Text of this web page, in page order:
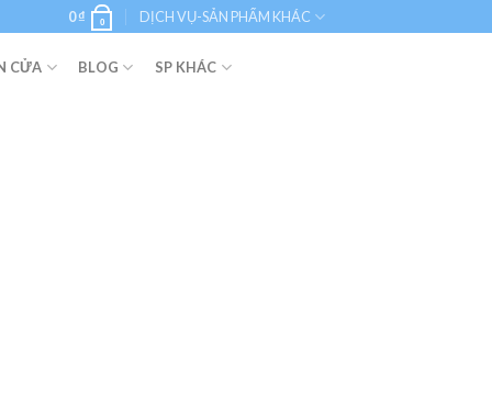
0₫ 0 DỊCH VỤ-SẢN PHẨM KHÁC
CỬA BLOG SP KHÁC